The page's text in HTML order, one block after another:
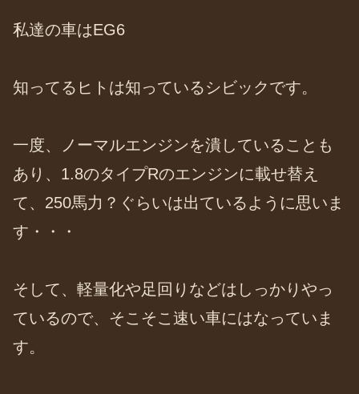
私達の車はEG6
知ってるヒトは知っているシビックです。
一度、ノーマルエンジンを潰していることも
あり、1.8のタイプRのエンジンに載せ替え
て、250馬力？ぐらいは出ているように思いま
す・・・
そして、軽量化や足回りなどはしっかりやっ
ているので、そこそこ速い車にはなっていま
す。